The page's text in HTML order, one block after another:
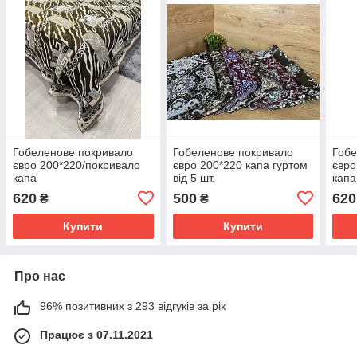
Гобеленове покривало
євро 200*220/покривало
капа
620 ₴
Купити
Гобеленове покривало
євро 200*220 капа гуртом
від 5 шт.
500₴
Купити
капа
620
Про нас
96% позитивних з 293 відгуків за рік
Працює з 07.11.2021